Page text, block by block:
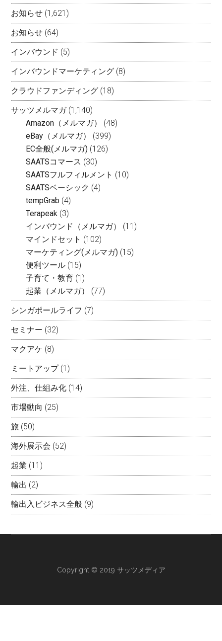
お知らせ (1,621)
お知らせ (64)
インバウンド (5)
インバウンドマーケティング (8)
クラウドファンディング (18)
サッツメルマガ(1,140)
Amazon（メルマガ）
(48)
eBay（メルマガ）
(399)
EC全般(メルマガ) (126)
SAATSコマース (30)
SAATSフルフィルメント (10)
SAATSベーシック (4)
tempGrab (4)
Terapeak (3)
インバウンド（メルマガ）
(11)
マインドセット (102)
マーケティング(メルマガ) (15)
便利ツール (15)
子育て・教育 (1)
起業（メルマガ）
(77)
シンガポールライフ (7)
セミナー (32)
マクアケ (8)
ミートアップ(1)
外注、仕組み化 (14)
市場動向 (25)
旅 (50)
海外展示会 (52)
起業 (11)
輸出 (2)
輸出入ビジネス全般 (9)
Copyright © 2019 サッツメディア